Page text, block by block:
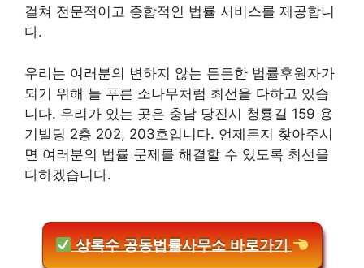
걸쳐 전문적이고 종합적인 법률 서비스를 제공합니
다.
우리는 여러분의 변하지 않는 든든한 법률후원자가
되기 위해 늘 푸른 소나무처럼 최선을 다하고 있습
니다. 우리가 있는 곳은 충남 당진시 청룡길 159 용
기빌딩 2층 202, 203호입니다. 언제든지 찾아주시
면 여러분의 법률 문제를 해결할 수 있도록 최선을
다하겠습니다.
상록수 공동법률사무소 바로가기